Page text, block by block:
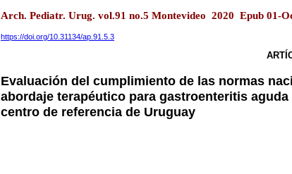
Arch. Pediatr. Urug. vol.91 no.5 Montevideo 2020 Epub 01-
https://doi.org/10.31134/ap.91.5.3
Evaluación del cumplimiento de las normas
abordaje terapéutico para gastroenteritis aguda
centro de referencia de Uruguay